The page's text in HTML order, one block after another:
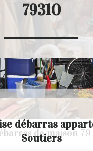
de maison 79
79310
débarras
Soutiers